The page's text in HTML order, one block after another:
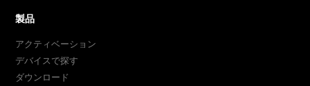
製品
アクティベーション
デバイスで探す
ダウンロード